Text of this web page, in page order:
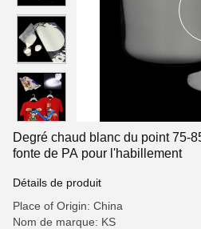
Degré chaud blanc du point 75-
fonte de PA pour l'habillement
Détails de produit
Place of Origin: China
Nom de marque: KS